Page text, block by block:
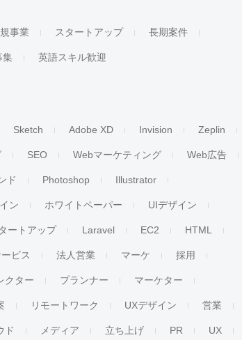
事業 スタートアップ 長期案件
集 英語スキル歓迎
Sketch Adobe XD Invision Zeplin
SEO Webマーケティング Web広告
ド Photoshop Illustrator
ン ホワイトペーパー UIデザイン
ートアップ Laravel EC2 HTML
ビス 法人営業 マーケ 採用
クター プランナー マーケター
リモートワーク UXデザイン 営業
ド メディア 立ち上げ PR UX